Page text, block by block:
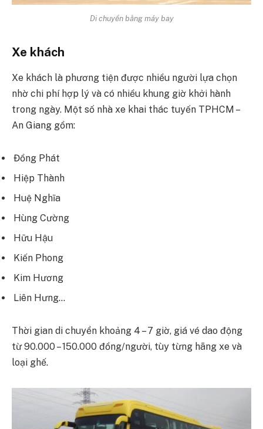
Di chuyển bằng máy bay
Xe khách
Xe khách là phương tiện được nhiều người lựa chọn
nhờ chi phí hợp lý và có nhiều khung giờ khởi hành
trong ngày. Một số nhà xe khai thác tuyến TPHCM –
An Giang gồm:
Đồng Phát
Hiệp Thành
Huệ Nghĩa
Hùng Cường
Hữu Hậu
Kiến Phong
Kim Hương
Liên Hưng…
Thời gian di chuyển khoảng 4 – 7 giờ, giá vé dao động
từ 90.000 – 150.000 đồng/người, tùy từng hãng xe và
loại ghế.